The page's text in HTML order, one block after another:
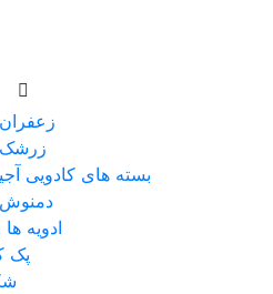
زرشک
بسته های کادویی
دمنوش
ادویه
پک